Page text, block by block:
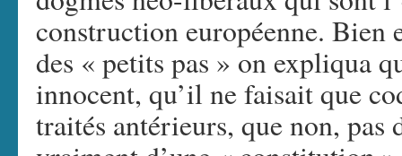
construction européenne. Bien
des « petits pas » on expliqua
innocent, qu’il ne faisait que
traités antérieurs, que non, pas